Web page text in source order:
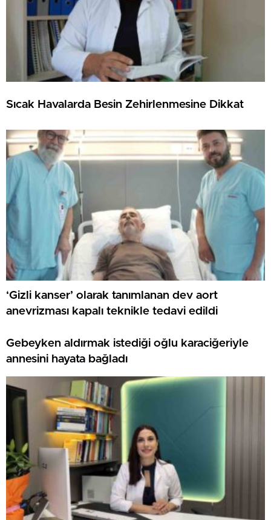
Sıcak Havalarda Besin Zehirlenmesine Dikkat
‘Gizli kanser’ olarak tanımlanan dev aort
anevrizması kapalı teknikle tedavi edildi
Gebeyken aldırmak istediği oğlu karaciğeriyle
annesini hayata bağladı